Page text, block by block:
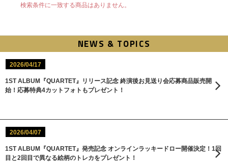
検索条件に一致する商品はありません。
NEWS & TOPICS
2026/04/17
1ST ALBUM『QUARTET』リリース記念 終演後お見送り会応募商品販売開
始！応募特典4カットフォトもプレゼント！
2026/04/07
1ST ALBUM『QUARTET』発売記念 オンラインラッキードロー開催決定！1回
目と2回目で異なる絵柄のトレカをプレゼント！